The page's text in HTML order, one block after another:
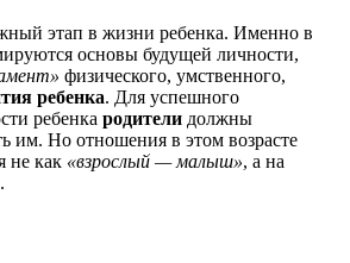
этап в жизни ребенка. Именно в
основы будущей личности,
физического, умственного,
ребенка. Для успешного
ребенка родители должны
им. Но отношения в этом возрасте
не как «взрослый — малыш», а на